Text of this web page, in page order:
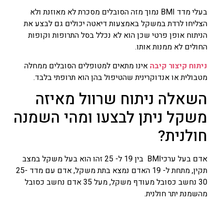
בעלי מדד BMI נמוך מזה הסובלים מסכרת לא מאוזנת ולא
הצליחו לרדת במשקל באמצעות דיאטה יכולים גם לבצע את
הניתוח אופן פרטי שכן הוא לא נכלל בסל התרופות וקופות
החולים לא ממנות אותו.
ניתוח קיצור קיבה אינו מתאים למטופלים הסובלים ממחלה
מטבולית או אנדוקרינית שהטיפול בהן הוא תרופתי בלבד.
השאלה ניתוח שרוול מאיזה
משקל ניתן לבצעו ומהי השמנה
חולנית?
אדם בעל ערכיBMI בין 19 ל- 25 זהו הוא בעל משקל במצב
תקין, מתחת ל- 19 האדם נמצא בתת משקל, אדם עם מדד 25-
30 נחשב כסובל מעודף משקל, מעל 35 אדם נחשב כסובל
מהשמנת יתר חולנית.